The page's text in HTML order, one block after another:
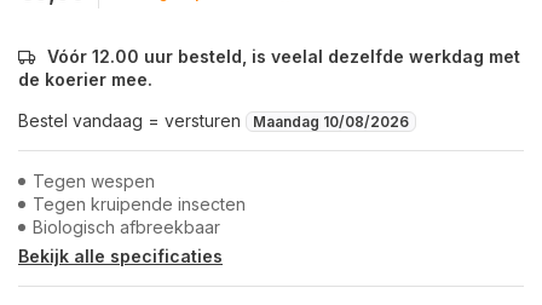
Vóór 12.00 uur besteld, is veelal dezelfde werkdag met
de koerier mee.
Bestel vandaag = versturen Maandag 10/08/2026
Tegen wespen
Tegen kruipende insecten
Biologisch afbreekbaar
Bekijk alle specificaties